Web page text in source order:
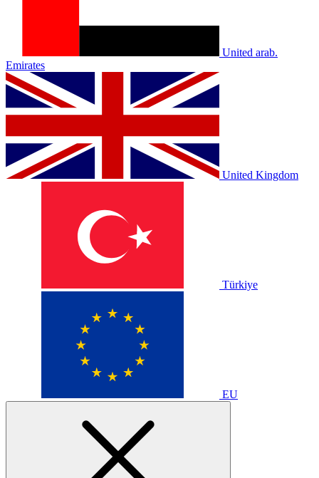
United arab.
Emirates
United Kingdom
Türkiye
EU